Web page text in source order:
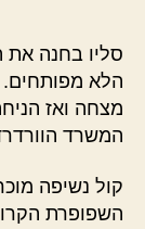
סליו בחנה את
הלא מפותחים
מצחה ואז
המשרד
קול נשיפה
השפופרת